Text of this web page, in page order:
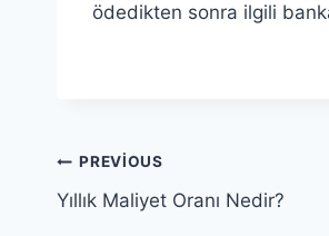
ödedikten sonra ilgili
Yazı
gezinmesi
PREVIOUS
Yıllık Maliyet Oranı Nedir?